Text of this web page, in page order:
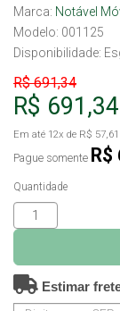
Marca: Notável
Modelo: 001125
Disponibilidade:
R$ 691,34
R$ 691,34
Em até 12x de R$ 57,61
Pague somente R$
Quantidade
Estimar